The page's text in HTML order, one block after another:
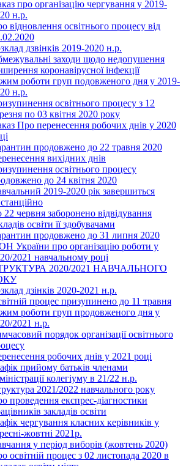
про організацію чергування у 2019-
н.р.
відновлення освітнього процесу від
дзвінків 2019-2020 н.р.
заходи щодо недопушення
коронавірусної інфекції
роботи груп подовженого дня у 2019-
н.р.
освітнього процесу з 12
по 03 квітня 2020 року
Про перенесення робочих днів у 2020
продовжено до 22 травня 2020
вихідних днів
освітнього процесу
до 24 квітня 2020
2019-2020 рік завершиться
22 червня заборонено відвідування
освіти її здобувачами
продовжено до 31 липня 2020
України про організацію роботи у
2021 навчальному році
2020/2021 НАВЧАЛЬНОГО
дзінків 2020-2021 н.р.
процес призупинено до 11 травня
роботи груп продовженого дня у
2021 н.р.
порядок організації освітнього
робочих днів у 2021 році
прийому батьків членами
колегіуму в 21/22 н.р.
2021/2022 навчального року
проведення експрес-діагностики
закладів освіти
чергування класних керівників у
жовтні 2021р.
у період виборів (жовтень 2020)
освітній процес з 02 листопада 2020 в